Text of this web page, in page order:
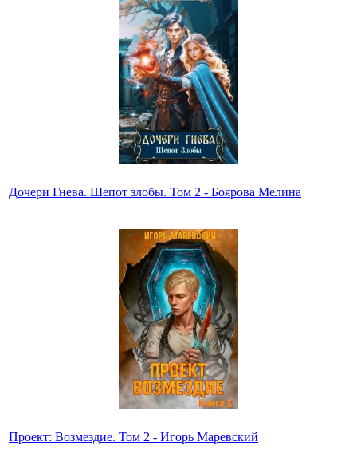
Дочери Гнева. Шепот злобы. Том 2 - Боярова Мелина
Проект: Возмездие. Том 2 - Игорь Маревский